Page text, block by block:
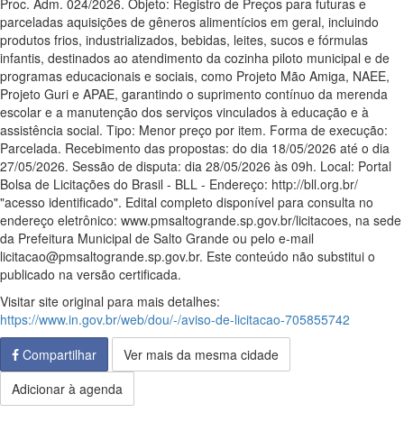
Proc. Adm. 024/2026. Objeto: Registro de Preços para futuras e
parceladas aquisições de gêneros alimentícios em geral, incluindo
produtos frios, industrializados, bebidas, leites, sucos e fórmulas
infantis, destinados ao atendimento da cozinha piloto municipal e de
programas educacionais e sociais, como Projeto Mão Amiga, NAEE,
Projeto Guri e APAE, garantindo o suprimento contínuo da merenda
escolar e a manutenção dos serviços vinculados à educação e à
assistência social. Tipo: Menor preço por item. Forma de execução:
Parcelada. Recebimento das propostas: do dia 18/05/2026 até o dia
27/05/2026. Sessão de disputa: dia 28/05/2026 às 09h. Local: Portal
Bolsa de Licitações do Brasil - BLL - Endereço: http://bll.org.br/
"acesso identificado". Edital completo disponível para consulta no
endereço eletrônico: www.pmsaltogrande.sp.gov.br/licitacoes, na sede
da Prefeitura Municipal de Salto Grande ou pelo e-mail
licitacao@pmsaltogrande.sp.gov.br. Este conteúdo não substitui o
publicado na versão certificada.
Visitar site original para mais detalhes:
https://www.in.gov.br/web/dou/-/aviso-de-licitacao-705855742
Compartilhar
Ver mais da mesma cidade
Adicionar à agenda